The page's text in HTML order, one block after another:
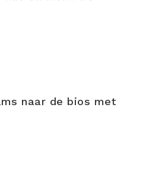
naar de bios met